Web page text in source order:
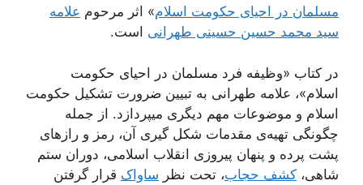
مسلمان در احیای حکومت اسلام» اثر مرحوم علامه
سید محمد حسین حسینی طهرانی است.
در کتاب «وظیفه فرد مسلمان در احیای حکومت
اسلام»، علامه طهرانی به تبیین ضرورت تشکیل حکومت
اسلام و موضوعات مهم دیگری میپردازد. از جمله
چگونگی تهیه‌ی مقدمات شکل گیری آن، رمز و رازهای
پشت پرده و پنهان پیروزی انقلاب اسلامی، دوران ستم
شاهی، کشف حجاب، تحت نظر ساواک قرار گرفتن